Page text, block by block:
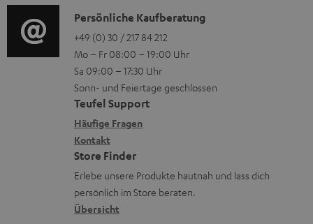
e
n
z
u
r
G
a
r
a
n
g
e
r
ä
t
e
R
ü
c
k
i
o
-
L
e
x
i
k
o
n
K
o
n
t
a
k
t
d
a
t
Persönliche Kaufberatung
+49 (0) 30 / 217 84 212
Mo – Fr 08:00 – 19:00 Uhr
Sa 09:00 – 17:30 Uhr
Sonn- und Feiertage geschlossen
Teufel Support
Häufige Fragen
Kontakt
Store Finder
Erlebe unsere Produkte hautnah und lass dich
persönlich im Store beraten.
Übersicht